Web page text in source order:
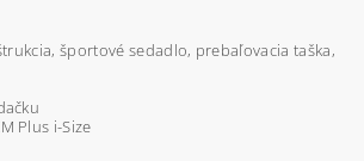
športové sedadlo, prebaľovacia taška,
Plus i-Size